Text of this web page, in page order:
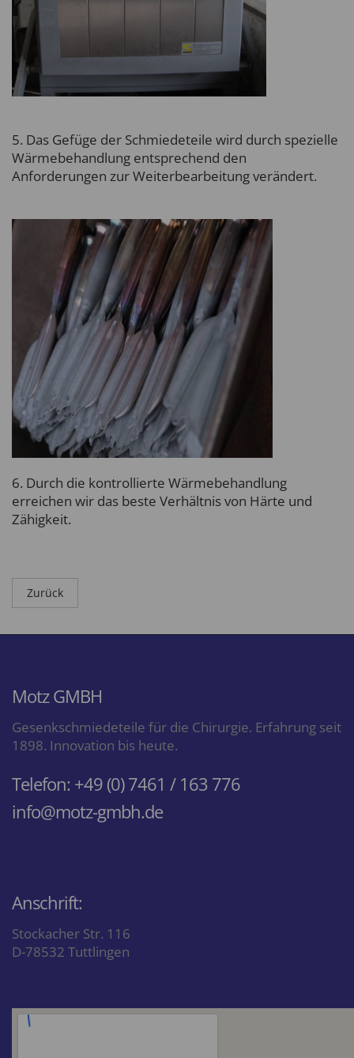
5. Das Gefüge der Schmiedeteile wird durch spezielle
Wärmebehandlung entsprechend den
Anforderungen zur Weiterbearbeitung verändert.
6. Durch die kontrollierte Wärmebehandlung
erreichen wir das beste Verhältnis von Härte und
Zähigkeit.
Zurück
Motz GMBH
Gesenkschmiedeteile für die Chirurgie. Erfahrung seit
1898. Innovation bis heute.
Telefon: +49 (0) 7461 / 163 776
info@motz-gmbh.de
Anschrift:
Stockacher Str. 116
D-78532 Tuttlingen